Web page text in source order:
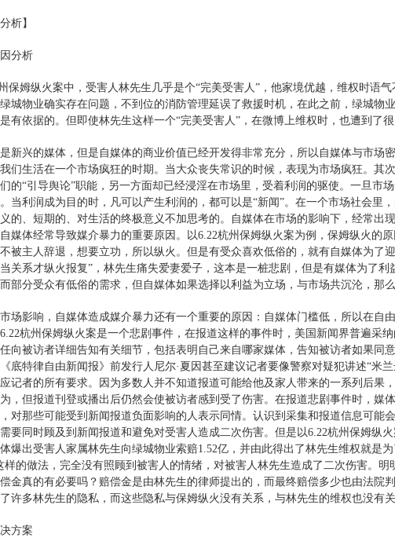
析】
分析
保姆纵火案中，受害人林先生几乎是个“完美受害人”，他家境优越，维权时语
城物业确实存在问题，不到位的消防管理延误了救援时机，在此之前，绿城物
有依据的。但即使林先生这样一个“完美受害人”，在微博上维权时，也遭到了
新兴的媒体，但是自媒体的商业价值已经开发得非常充分，所以自媒体与市场
们生活在一个市场疯狂的时期。当大众丧失常识的时候，表现为市场疯狂。其
的“引导舆论”职能，另一方面却已经浸淫在市场里，受着利润的驱使。一旦市
当利润成为目的时，凡可以产生利润的，都可以是“新闻”。在一个市场社会里
的、短期的、对生活的终极意义不加思考的。自媒体在市场的影响下，经常出
媒体经常导致媒介暴力的重要原因。以6.22杭州保姆纵火案为例，保姆纵火的
被主人辞退，想要立功，所以纵火。但是有受众喜欢低俗的，就有自媒体为了
关系才纵火报复”，林先生痛失爱妻爱子，这本是一桩悲剧，但是有媒体为了
部分受众有低俗的需求，但自媒体如果选择以利益为立场，与市场共沉沦，那
场影响，自媒体造成媒介暴力还有一个重要的原因：自媒体门槛低，所以在自
杭州保姆纵火案是一个悲剧事件，在报道这样的事件时，美国新闻界普遍采
向被访者详细告知有关细节，包括表明自己来自哪家媒体，告知被访者如果同
底特律自由新闻报》前发行人尼尔·夏因甚至建议记者要像警察对疑犯讲述“米
记者的所有要求。因为多数人并不知道报道可能给他及家人带来的一系列后果
，但报道刊登或播出后仍然会使被访者感到受了伤害。在报道悲剧事件时，媒
对那些可能受到新闻报道负面影响的人表示同情。认识到采集和报道信息可能
要同时顾及到新闻报道和避免对受害人造成二次伤害。但是以6.22杭州保姆纵
爆出受害人家属林先生向绿城物业索赔1.52亿，并由此得出了林先生维权就是
样的做法，完全没有照顾到被害人的情绪，对被害人林先生造成了二次伤害。
金真的有必要吗？赔偿金是由林先生的律师提出的，而最终赔偿多少也由法院
许多林先生的隐私，而这些隐私与保姆纵火没有关系，与林先生的维权也没有关
方案